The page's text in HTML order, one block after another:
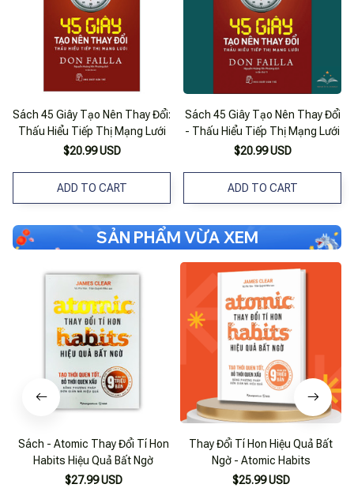
Sách 45 Giây Tạo Nên Thay Đổi:
Thấu Hiểu Tiếp Thị Mạng Lưới
$20.99 USD
ADD TO CART
Sách 45 Giây Tạo Nên Thay Đổi
- Thấu Hiểu Tiếp Thị Mạng Lưới
$20.99 USD
ADD TO CART
SẢN PHẨM VỪA XEM
Sách - Atomic Thay Đổi Tí Hon
Habits Hiệu Quả Bất Ngờ
$27.99 USD
Thay Đổi Tí Hon Hiệu Quả Bất
Ngờ - Atomic Habits
$25.99 USD